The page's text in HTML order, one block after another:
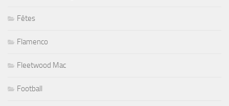
Fêtes
Flamenco
Fleetwood Mac
Football